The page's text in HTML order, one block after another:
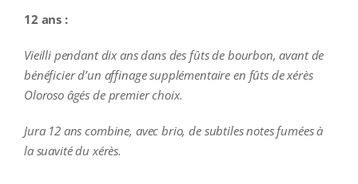
12 ans :
Vieilli pendant dix ans dans des fûts de bourbon, avant de
bénéficier d’un affinage supplémentaire en fûts de xérès
Oloroso âgés de premier choix.
Jura 12 ans combine, avec brio, de subtiles notes fumées à
la suavité du xérès.